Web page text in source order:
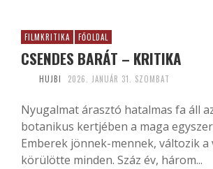
FILMKRITIKA FŐOLDAL
CSENDES BARÁT – KRITIKA
HUJBI 2026. JANUÁR 31. SZOMBAT
Nyugalmat árasztó hatalmas fa áll
botanikus kertjében a maga
Emberek jönnek-mennek, változik a
körülötte minden. Száz év, három...